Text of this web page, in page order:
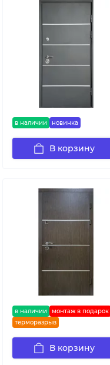
в наличии новинка
В корзину
в наличии
монтаж в подарок
терморазрыв
В корзину